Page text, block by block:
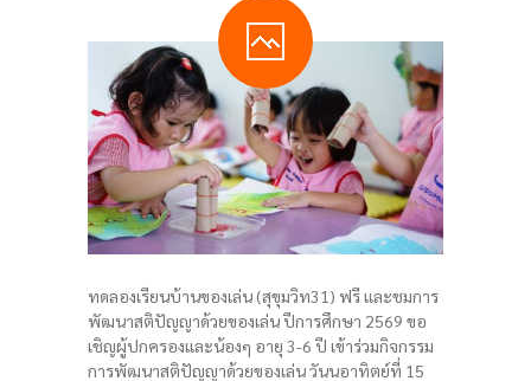
ทดลองเรียนบ้านของเล่น (สุขุมวิท31) ฟรี และชมการ
พัฒนาสติปัญญาด้วยของเล่น ปีการศึกษา 2569 ขอ
เชิญผู้ปกครองและน้องๆ อายุ 3-6 ปี เข้าร่วมกิจกรรม
การพัฒนาสติปัญญาด้วยของเล่น วันนอาทิตย์ที่ 15